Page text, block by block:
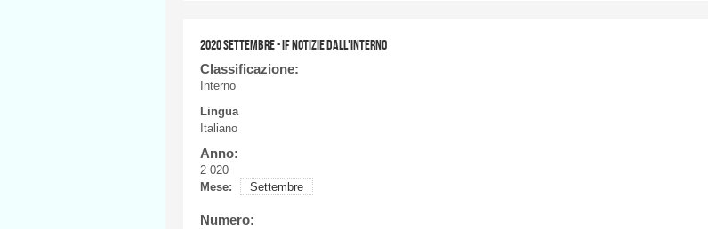
2020 SETTEMBRE - IF NOTIZIE DALL'INTERNO
Classificazione:
Interno
Lingua
Italiano
Anno:
2 020
Mese:
Settembre
Numero: